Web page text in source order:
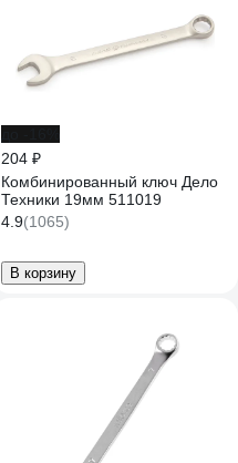
204 ₽
Комбинированный ключ Дело
Техники 19мм 511019
4.9(1065)
В корзину